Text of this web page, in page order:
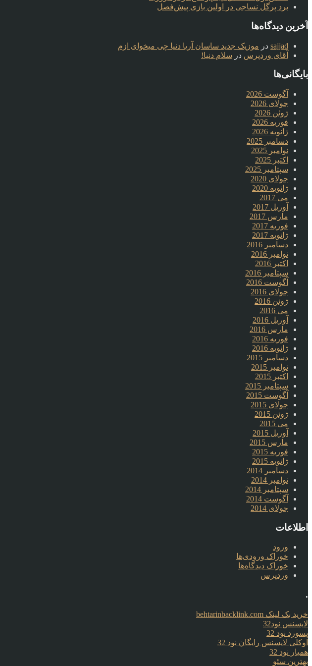
برد پرگل نساجی در اولین بازی پیش‌فصل
آخرین دیدگاه‌ها
sajjad در موزیک جدید ساسان آریا دنیا چی میخوای ازم
آقای وردپرس در سلام دنیا!
بایگانی‌ها
آگوست 2026
جولای 2026
ژوئن 2026
فوریه 2026
ژانویه 2026
دسامبر 2025
نوامبر 2025
اکتبر 2025
سپتامبر 2025
جولای 2020
ژانویه 2020
می 2017
آوریل 2017
مارس 2017
فوریه 2017
ژانویه 2017
دسامبر 2016
نوامبر 2016
اکتبر 2016
سپتامبر 2016
آگوست 2016
جولای 2016
ژوئن 2016
می 2016
آوریل 2016
مارس 2016
فوریه 2016
ژانویه 2016
دسامبر 2015
نوامبر 2015
اکتبر 2015
سپتامبر 2015
آگوست 2015
جولای 2015
ژوئن 2015
می 2015
آوریل 2015
مارس 2015
فوریه 2015
ژانویه 2015
دسامبر 2014
نوامبر 2014
سپتامبر 2014
آگوست 2014
جولای 2014
اطلاعات
ورود
خوراک ورودی‌ها
خوراک دیدگاه‌ها
وردپرس
.
خرید بک لینک behtarinbacklink.com
لایسنس نود32
پسورد نود 32
اوکلی لایسنس رایگان نود 32
همیار نود 32
بهترین سئو